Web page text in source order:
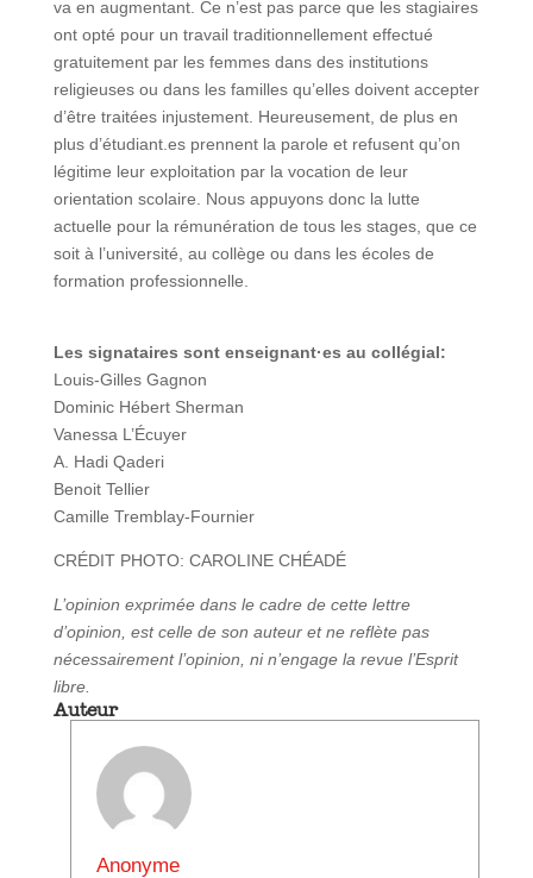
va en augmentant. Ce n’est pas parce que les stagiaires
ont opté pour un travail traditionnellement effectué
gratuitement par les femmes dans des institutions
religieuses ou dans les familles qu’elles doivent accepter
d’être traitées injustement. Heureusement, de plus en
plus d’étudiant.es prennent la parole et refusent qu’on
légitime leur exploitation par la vocation de leur
orientation scolaire. Nous appuyons donc la lutte
actuelle pour la rémunération de tous les stages, que ce
soit à l’université, au collège ou dans les écoles de
formation professionnelle.
Les signataires sont enseignant·es au collégial:
Louis-Gilles Gagnon
Dominic Hébert Sherman
Vanessa L’Écuyer
A. Hadi Qaderi
Benoit Tellier
Camille Tremblay-Fournier
CRÉDIT PHOTO: CAROLINE CHÉADÉ
L’opinion exprimée dans le cadre de cette lettre
d’opinion, est celle de son auteur et ne reflète pas
nécessairement l’opinion, ni n’engage la revue l’Esprit
libre.
Auteur
Anonyme